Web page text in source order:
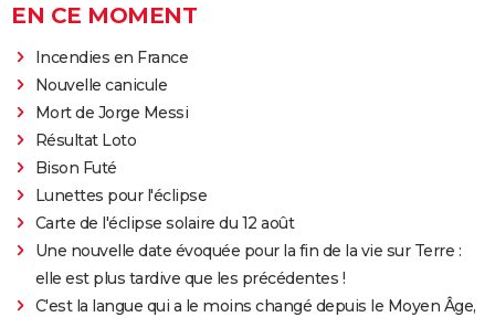
EN CE MOMENT
Incendies en France
Nouvelle canicule
Mort de Jorge Messi
Résultat Loto
Bison Futé
Lunettes pour l'éclipse
Carte de l'éclipse solaire du 12 août
Une nouvelle date évoquée pour la fin de la vie sur Terre :
elle est plus tardive que les précédentes !
C'est la langue qui a le moins changé depuis le Moyen Âge,